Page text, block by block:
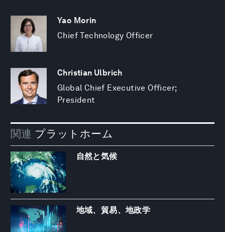
Yao Morin
Chief Technology Officer
Christian Ulbrich
Global Chief Executive Officer;
President
関連 プラットホーム
自然と気候
地域、貿易、地政学